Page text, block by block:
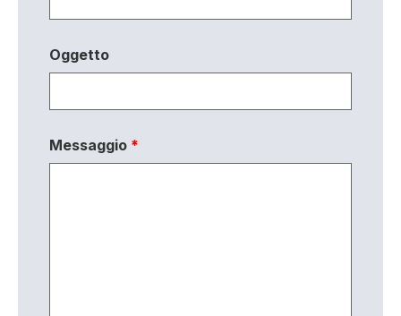
Oggetto
Messaggio *